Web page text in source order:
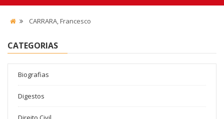
CARRARA, Francesco
CATEGORIAS
Biografias
Digestos